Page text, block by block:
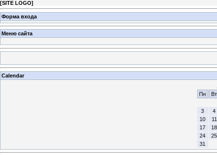
[SITE LOGO]
Форма входа
Меню сайта
Calendar
Пн
Вт
3
4
10
11
17
18
24
25
31